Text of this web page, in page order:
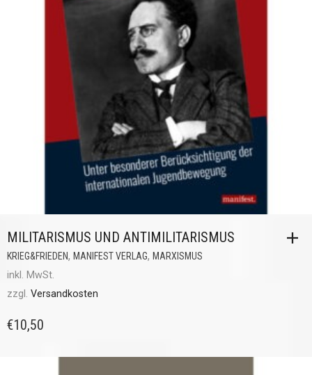
MILITARISMUS UND ANTIMILITARISMUS
KRIEG&FRIEDEN, MANIFEST VERLAG, MARXISMUS
inkl. MwSt.
zzgl. Versandkosten
€10,50